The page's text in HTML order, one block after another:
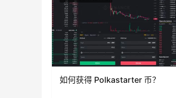
如何获得 Polkastarter 币？